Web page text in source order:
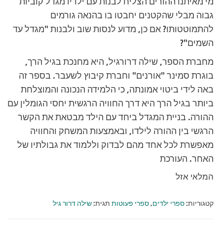
גבוה מבלי שהקטנים יחבטו בו בהנאה גורמים
להתמוטטותו? אם כן, מדוע לנסות שוב ולבנות "מגדל עד
השמים"?
מחברת הספר, שילה דרורגיל, היא מחנכת בגיל הרך,
בוגרת סמינר "אורנים" וחברת קיבוץ לשעבר. בספר זה
באה לידי ביטוי אמונתה, כי הלמידה הנכונה והמוצלחת
ביותר בגיל הרך היא דרך החוויה הרגשית יחסי הגומלין עם
ההורה. בניית המגדל ביחד עם הילד מבטאת את הקשר
הרגשי בין ההורה לילדו, ובאמצעות המשחק והחוויה
מאפשרת לכל אחד מהם לבדוק וללמוד את גבולתיו של
האחר. העורכת
המלאי אזל
קטגוריות:ספרי ילדים,ספרי פעוטות תגית:שילה דרור גיל